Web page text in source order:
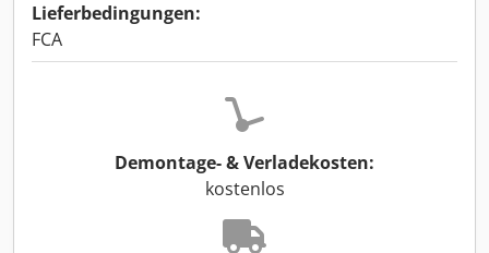
Lieferbedingungen:
FCA
Demontage- & Verladekosten:
kostenlos